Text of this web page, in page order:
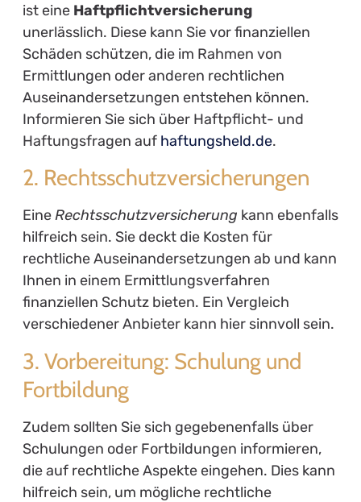
ist eine Haftpflichtversicherung
unerlässlich. Diese kann Sie vor finanziellen
Schäden schützen, die im Rahmen von
Ermittlungen oder anderen rechtlichen
Auseinandersetzungen entstehen können.
Informieren Sie sich über Haftpflicht- und
Haftungsfragen auf haftungsheld.de.
2. Rechtsschutzversicherungen
EineRechtsschutzversicherung kann ebenfalls
hilfreich sein. Sie deckt die Kosten für
rechtliche Auseinandersetzungen ab und kann
Ihnen in einem Ermittlungsverfahren
finanziellen Schutz bieten. Ein Vergleich
verschiedener Anbieter kann hier sinnvoll sein.
3. Vorbereitung: Schulung und
Fortbildung
Zudem sollten Sie sich gegebenenfalls über
Schulungen oder Fortbildungen informieren,
die auf rechtliche Aspekte eingehen. Dies kann
hilfreich sein, um mögliche rechtliche